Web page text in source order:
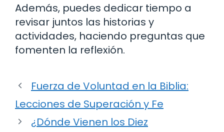
Además, puedes dedicar tiempo a
revisar juntos las historias y
actividades, haciendo preguntas que
fomenten la reflexión.
Fuerza de Voluntad en la Biblia:
Lecciones de Superación y Fe
¿Dónde Vienen los Diez